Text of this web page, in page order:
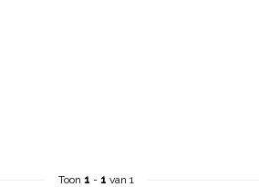
Toon 1 - 1 van 1